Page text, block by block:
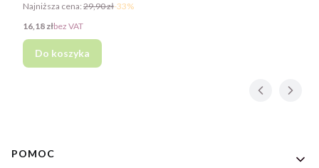
Najniższa cena: 29,90 zł-33%
Cena
16,18 złbez VAT
Do koszyka
Linki w stopce
POMOC